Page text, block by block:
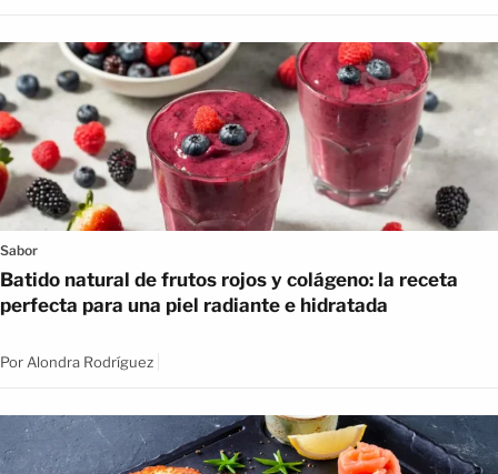
Sabor
Batido natural de frutos rojos y colágeno: la receta
perfecta para una piel radiante e hidratada
PorAlondra Rodríguez